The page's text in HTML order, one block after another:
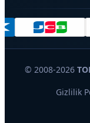
© 2008-2026
Gizlilik